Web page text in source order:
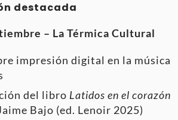
destacada
– La Térmica Cultural
impresión digital en la música
del libro Latidos en el corazón
Bajo (ed. Lenoir 2025)